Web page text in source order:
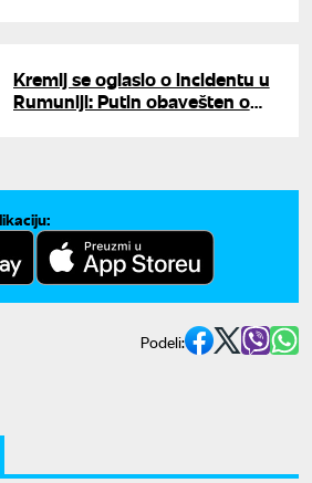
Kremlj se oglasio o incidentu u
Rumuniji: Putin obavešten o
Podeli: